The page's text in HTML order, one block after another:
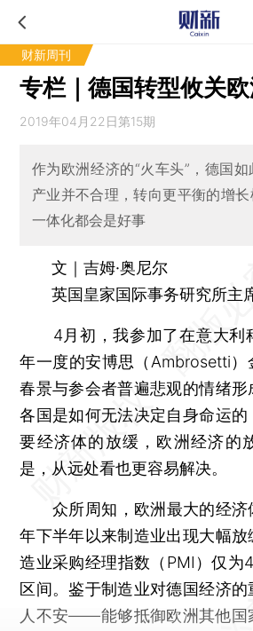
财新周刊
专栏｜德国转型攸关
2019年04月22日第15期
作为欧洲经济的“火车头”，德国
产业并不合理，转向更平衡的增
一体化都会是好事
文｜吉姆·奥尼尔
英国皇家国际事务研究所主
4月初，我参加了在意大利
年一度的安博思（Ambrosetti）
春景与参会者普遍悲观的情绪形
各国是如何无法决定自身命运
要经济体的放缓，欧洲经济的
是，从远处看也更容易解决。
众所周知，欧洲最大的经
年下半年以来制造业出现大幅放
造业采购经理指数（PMI）仅为
区间。鉴于制造业对德国经济
人不安——能够抵御欧洲其他国